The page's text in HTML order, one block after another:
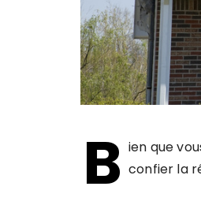
B ien que
confier la